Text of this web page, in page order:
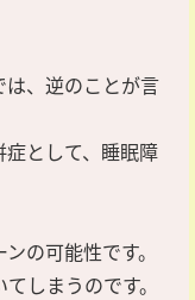
は、逆のことが言
として、睡眠障
の可能性です。
しまうのです。